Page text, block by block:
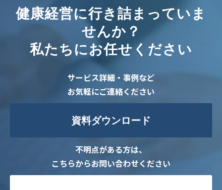
健康経営に行き詰まっていま
せんか？
私たちにお任せください
サービス詳細・事例など
お気軽にご連絡ください
資料ダウンロード
不明点がある方は、
こちらからお問い合わせください